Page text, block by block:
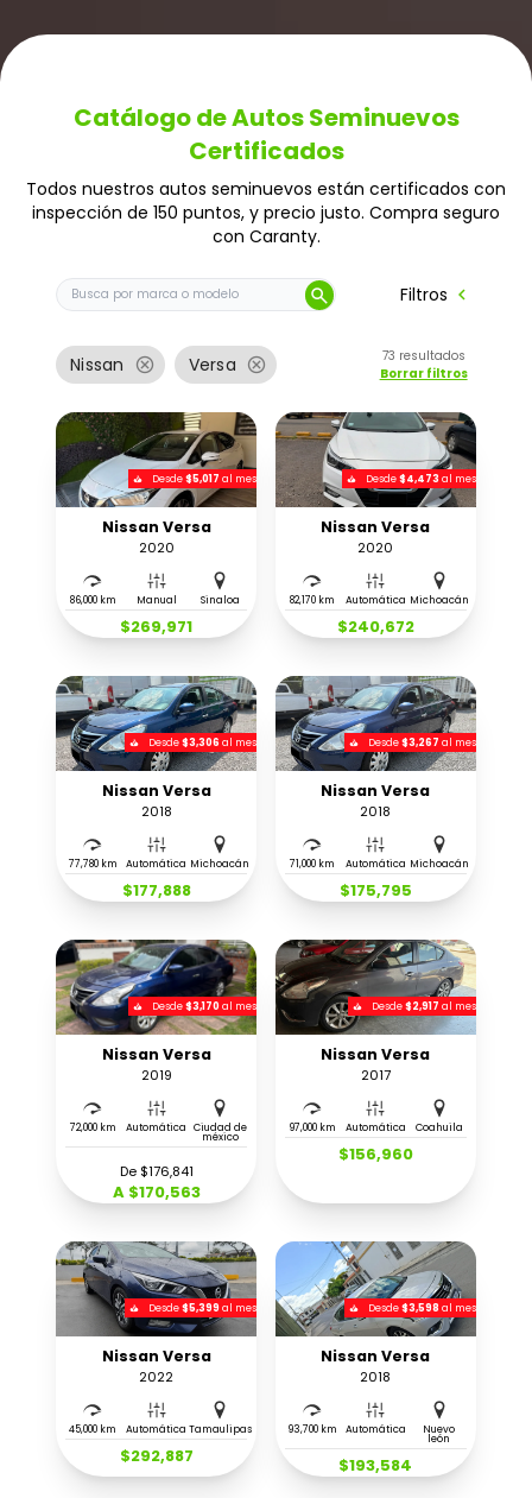
Catálogo de Autos Seminuevos
Certificados
Todos nuestros autos seminuevos están certificados con
inspección de 150 puntos, y precio justo. Compra seguro
con Caranty.
Buscar auto por marca o modelo
search Filtros chevron_left
Nissan cancel Versa cancel 73 resultados
Borrar filtros
Desde$5,017 al mes
Nissan Versa
2020
86,000 km Manual Sinaloa
$269,971
Desde$4,473 al mes
Nissan Versa
2020
82,170 km Automática Michoacán
$240,672
Desde$3,306 al mes
Nissan Versa
2018
77,780 km Automática Michoacán
$177,888
Desde$3,267 al mes
Nissan Versa
2018
71,000 km Automática Michoacán
$175,795
Desde$3,170al mes
Nissan Versa
2019
72,000 km Automática Ciudad de
méxico
De $176,841
A $170,563
Desde$2,917 al mes
Nissan Versa
2017
97,000 km Automática Coahuila
$156,960
Desde$5,399al mes
Nissan Versa
2022
45,000 km Automática Tamaulipas
$292,887
Desde$3,598 al mes
Nissan Versa
2018
93,700 km Automática Nuevo
león
$193,584